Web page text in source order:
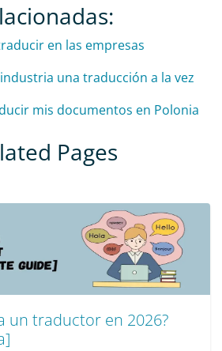
en las empresas
una traducción a la vez
mis documentos en Polonia
Pages
un traductor en 2026?